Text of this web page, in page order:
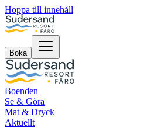
Hoppa till innehåll
Boka
Boenden
Se & Göra
Mat & Dryck
Aktuellt